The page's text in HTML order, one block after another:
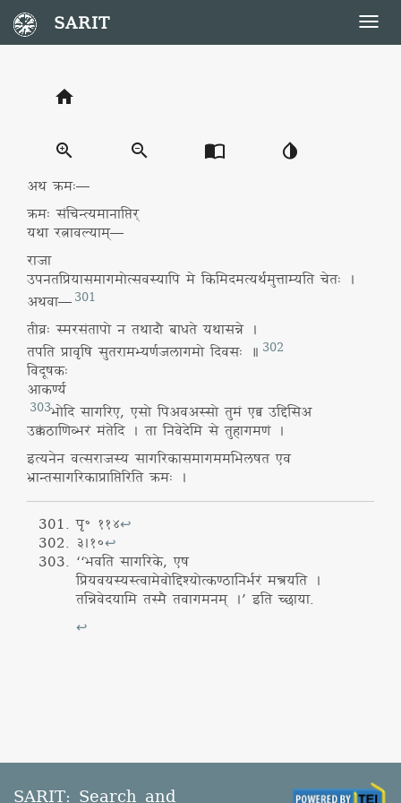
SARIT
home
zoom_in zoom_out import_contacts invert_colors
अथ क्रमः—
क्रमः संचिन्त्यमानाप्तिर्
यथा रत्नावल्याम्—
राजा
उपनतप्रियासमागमोत्सवस्यापि मे किमिदमत्यर्थमुत्ताम्यति चेतः ।
अथवा—301
तीव्रः स्मरसंतापो न तथादौ बाधते यथासन्ने ।
तपति प्रावृषि सुतरामभ्यर्णजलागमो दिवसः ॥ 302
विदूषकः
आकर्ण्य
303भोदि सागरिए, एसो पिअवअस्सो तुमं एव्व उद्दिसिअ
उक्कंठाणिव्भरं मंतेदि । ता निवेदेमि से तुहागमणं ।
इत्यनेन वत्सराजस्य सागरिकासमागममभिलषत एव
भ्रान्तसागरिकाप्राप्तिरिति क्रमः ।
पृ॰ ११४↩
३।१०↩
‘‘भवति सागरिके, एष
प्रियवयस्यस्त्वामेवोद्दिश्योत्कण्ठानिर्भरं मन्त्रयति ।
तन्निवेदयामि तस्मै तवागमनम् ।’ इति च्छाया.
↩
SARIT: Search and